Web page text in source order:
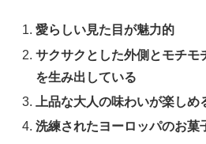
愛らしい見た目が魅力的
サクサクとした外側とモチモ
を生み出している
上品な大人の味わいが楽しめ
洗練されたヨーロッパのお菓